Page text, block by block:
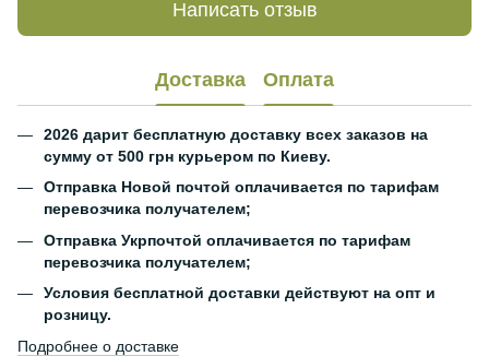
Написать отзыв
Доставка Оплата
2026 дарит бесплатную доставку всех заказов на
сумму от 500 грн курьером по Киеву.
Отправка Новой почтой оплачивается по тарифам
перевозчика получателем;
Отправка Укрпочтой оплачивается по тарифам
перевозчика получателем;
Условия бесплатной доставки действуют на опт и
розницу.
Подробнее о доставке